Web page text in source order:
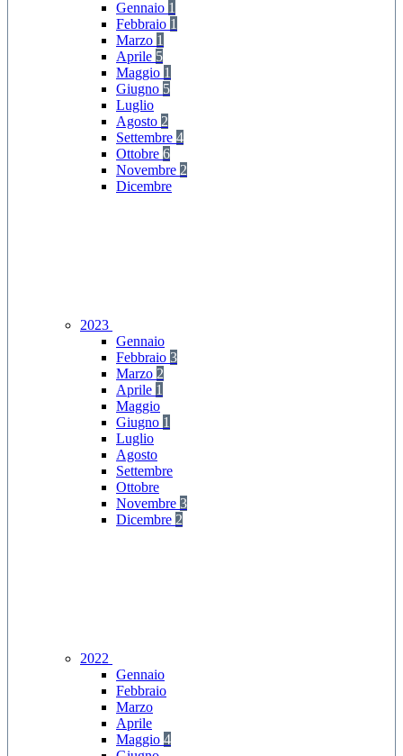
Gennaio 1
Febbraio 1
Marzo 1
Aprile 5
Maggio 1
Giugno 5
Luglio
Agosto 2
Settembre 4
Ottobre 6
Novembre 2
Dicembre
2023
Gennaio
Febbraio 3
Marzo 2
Aprile 1
Maggio
Giugno 1
Luglio
Agosto
Settembre
Ottobre
Novembre 3
Dicembre 2
2022
Gennaio
Febbraio
Marzo
Aprile
Maggio 4